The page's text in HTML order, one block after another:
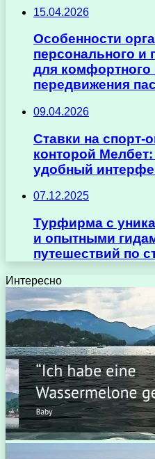
15.04.2026
Особенности
персонального и
для комфортного
передвижения
09.04.2026
Ставки на спорт-
конторой
удобный
07.12.2025
Турфирма с
и опытными
путешествий по
Интересно